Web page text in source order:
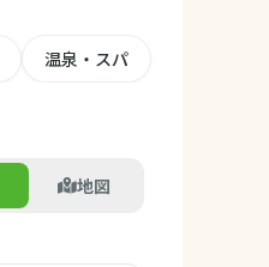
温泉・スパ
地図